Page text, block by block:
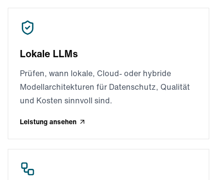
Lokale LLMs
Prüfen, wann lokale, Cloud- oder hybride
Modellarchitekturen für Datenschutz, Qualität
und Kosten sinnvoll sind.
Leistung ansehen